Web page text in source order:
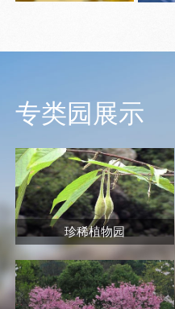
专类园展示
珍稀植物园